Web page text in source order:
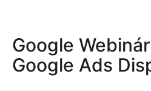
Google
Google Ads